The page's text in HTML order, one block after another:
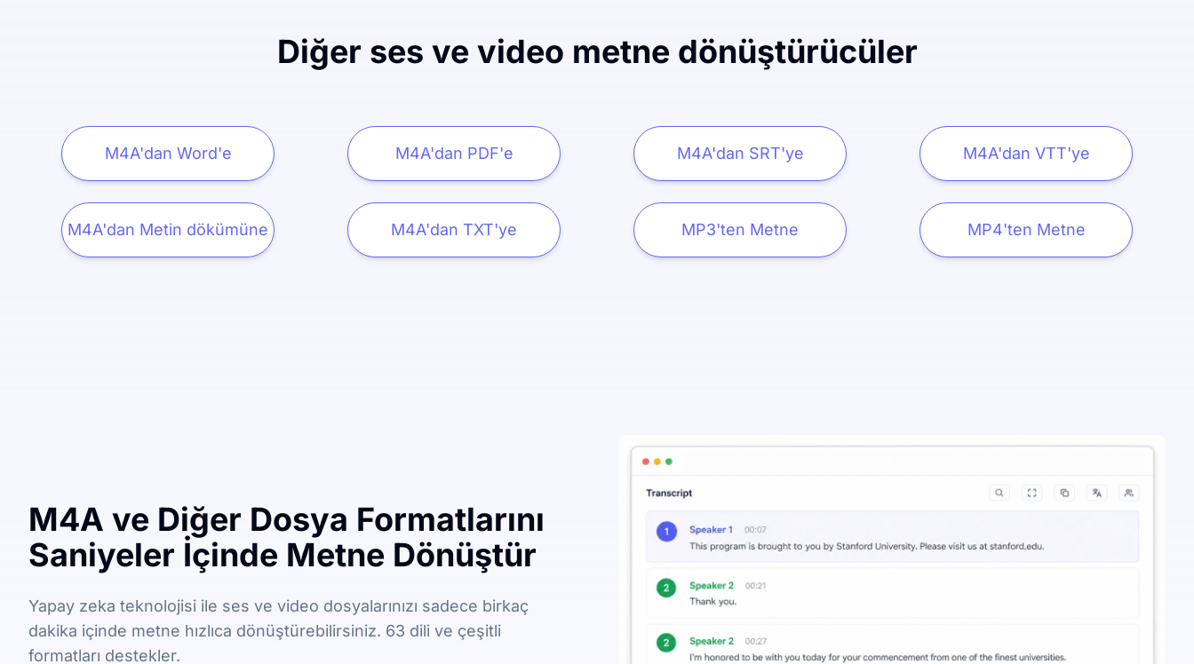
Diğer ses ve video metne dönüştürücüler
M4A'dan Word'e M4A'dan PDF'e M4A'dan SRT'ye M4A'dan VTT'ye
M4A'dan Metin dökümüne M4A'dan TXT'ye MP3'ten Metne MP4'ten Metne
M4A ve Diğer Dosya Formatlarını
Saniyeler İçinde Metne Dönüştür
Yapay zeka teknolojisi ile ses ve video dosyalarınızı sadece birkaç
dakika içinde metne hızlıca dönüştürebilirsiniz. 63 dili ve çeşitli
formatları destekler.